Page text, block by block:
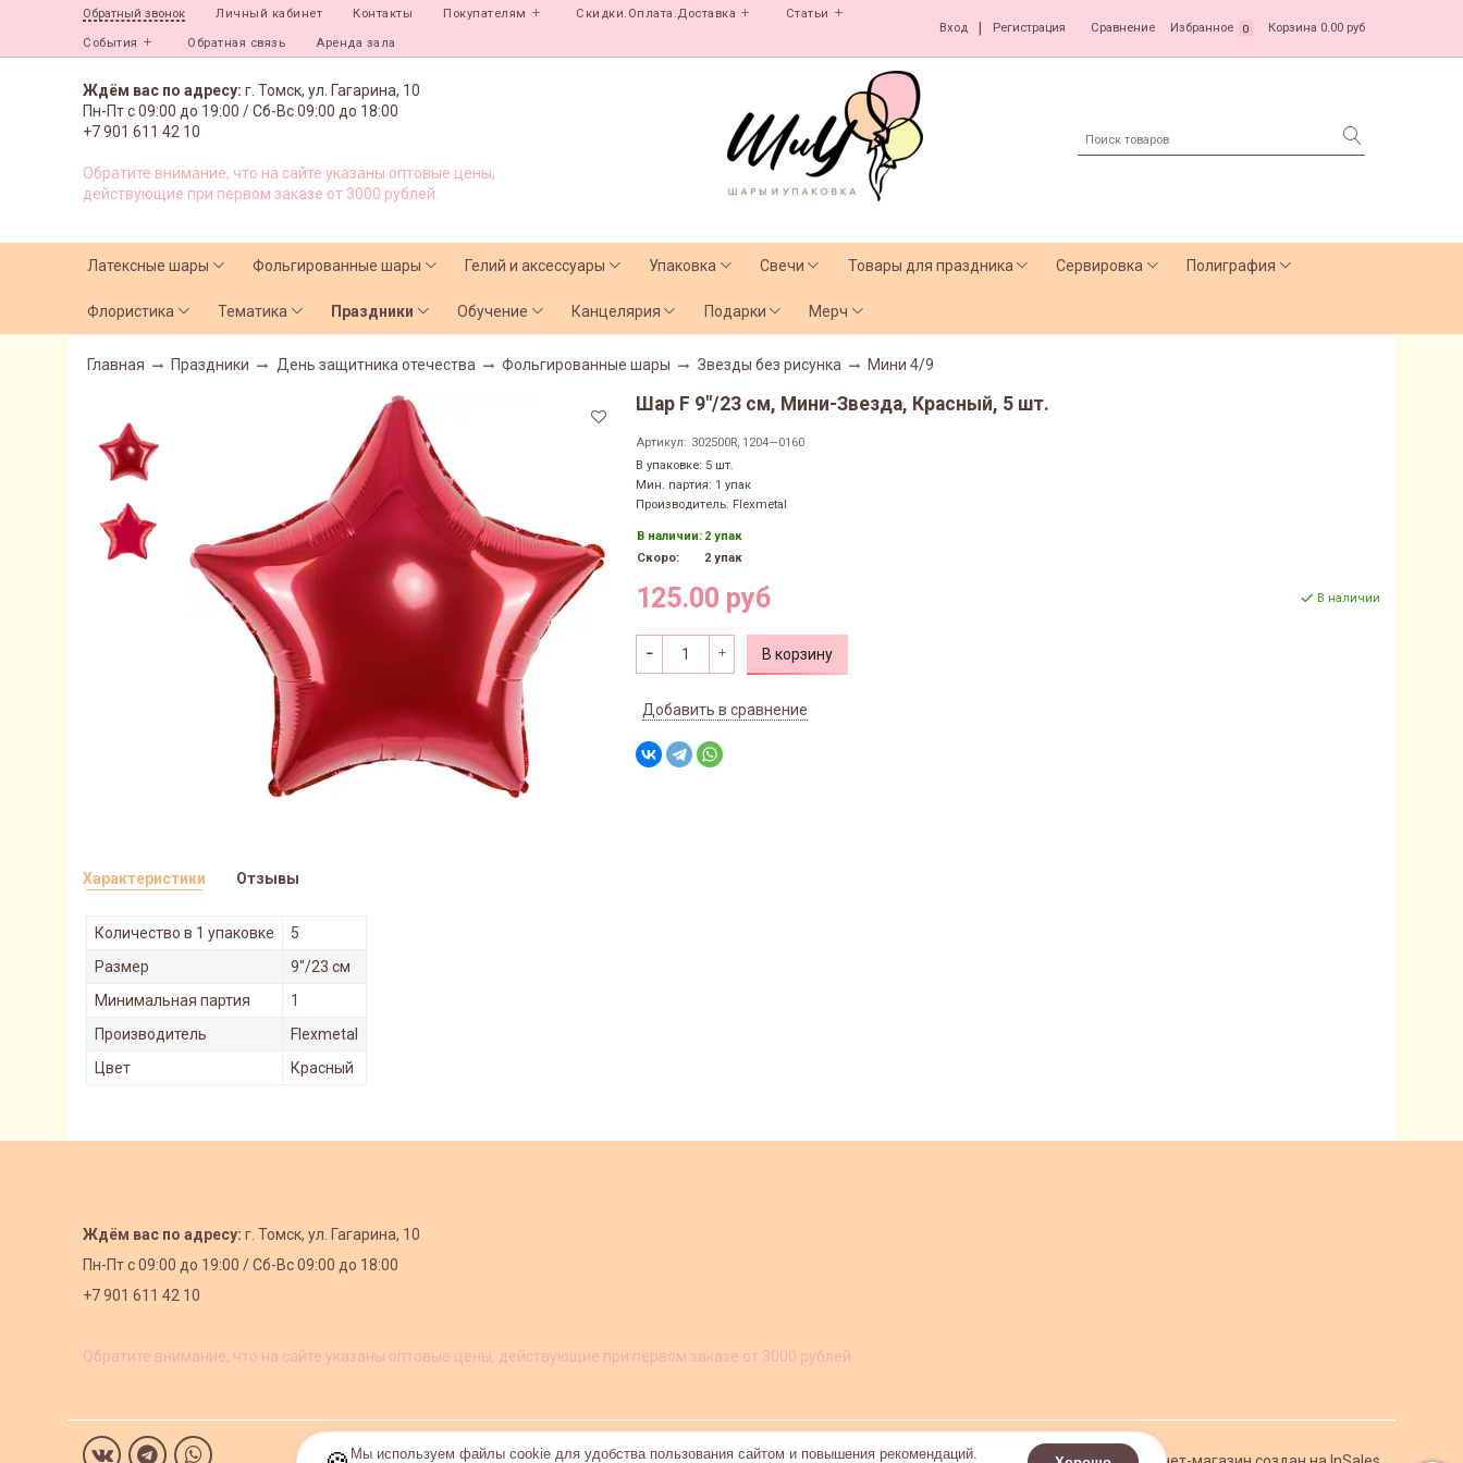
Обратный звонок Личный кабинет Контакты Покупателям Скидки.Оплата.Доставка Статьи
События Обратная связь Аренда зала
Вход Регистрация Сравнение Избранное 0 Корзина 0.00 руб
Ждём вас по адресу: г. Томск, ул. Гагарина, 10
Пн-Пт с09:00 до 19:00 /Сб-Вс 09:00 до 18:00
+7 901 611 42 10
Обратите внимание, что на сайте указаны оптовые цены,
действующие при первом заказе от 3000 рублей.
Латексные шары Фольгированные шары Гелий и аксессуары Упаковка Свечи Товары для праздника Сервировка Полиграфия
Флористика Тематика Праздники Обучение Канцелярия Подарки Мерч
Главная Праздники День защитника отечества Фольгированные шары Звезды без рисунка Мини 4/9
Шар F 9"/23 см, Мини-Звезда, Красный, 5 шт.
Артикул: 302500R, 1204—0160
В упаковке: 5 шт.
Мин. партия: 1 упак
Производитель: Flexmetal
В наличии: 2 упак
Скоро:
2 упак
125.00 руб В наличии
В корзину
Добавить в сравнение
Характеристики
Количество в 1 упаковке
5
Размер
9"/23 см
Минимальная партия
1
Производитель
Flexmetal
Цвет
Красный
Отзывы
Ждём вас по адресу: г. Томск, ул. Гагарина, 10
Пн-Пт с09:00 до 19:00 /Сб-Вс 09:00 до 18:00
+7 901 611 42 10
Обратите внимание, что на сайте указаны оптовые цены, действующие при первом заказе от 3000 рублей.
Мы используем файлы cookie для удобства пользования сайтом и повышения рекомендаций.